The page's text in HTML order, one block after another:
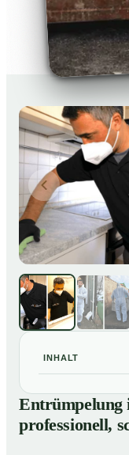
INHALT
01Entrümpelung
und fachgerecht
Entrümpelung
professionell,